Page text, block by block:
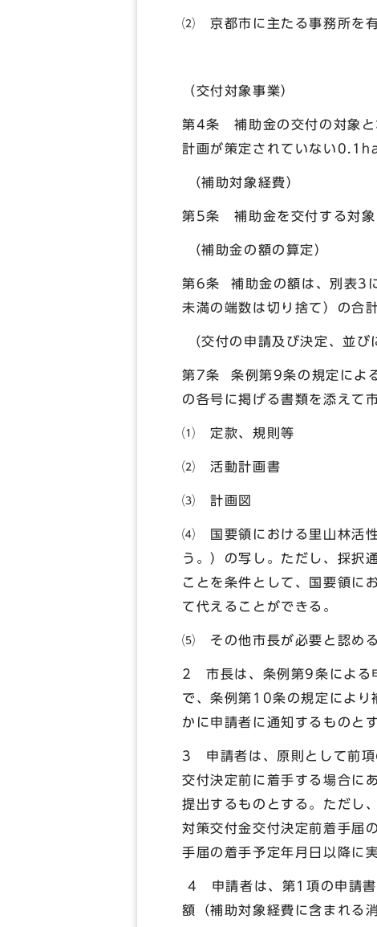
⑵ 京都市に主たる事務所を
（交付対象事業）
第4条 補助金の交付の対象と
計画が策定されていない
（補助対象経費）
第5条 補助金を交付する対象
（補助金の額の算定）
第6条 補助金の額は、別表3
未満の端数は切り捨て）の合
（交付の申請及び決定、並び
第7条 条例第9条の規定によ
の各号に掲げる書類を添えて
⑴ 定款、規則等
⑵ 活動計画書
⑶ 計画図
⑷ 国要領における里山林活性
う。）の写し。ただし、採択
ことを条件として、国要領に
て代えることができる。
⑸ その他市長が必要と認め
2 市長は、条例第9条による
で、条例第10条の規定により
かに申請者に通知するものとす
3 申請者は、原則として前項
交付決定前に着手する場合に
提出するものとする。ただし
対策交付金交付決定前着手届
手届の着手予定年月日以降に
4 申請者は、第1項の申請書
額（補助対象経費に含まれる